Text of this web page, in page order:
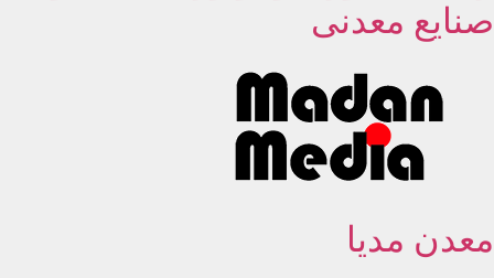
صنایع معدنی
معدن مدیا